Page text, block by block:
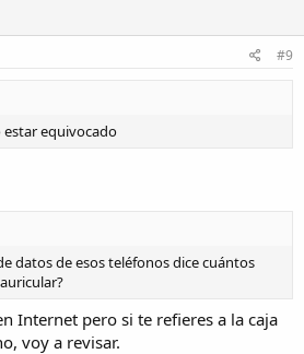
#9
equivocado
datos de esos teléfonos dice cuántos
Internet pero si te refieres a la caja
voy a revisar.